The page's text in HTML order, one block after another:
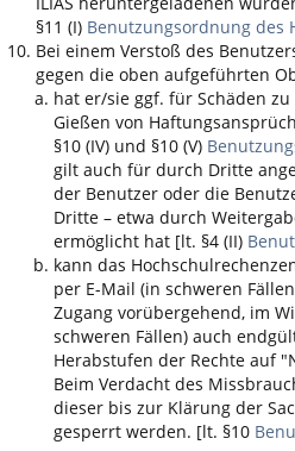
§11 (I) Benutzungsordnung des
Bei einem Verstoß des
gegen die oben aufgeführten
hat er/sie ggf. für Schäden
Gießen von
§10 (IV) und §10 (V)
gilt auch für durch Dritte
der Benutzer oder die
Dritte – etwa durch
ermöglicht hat [lt. §4 (II)
kann das
per E-Mail (in schweren
Zugang vorübergehend, im
schweren Fällen) auch
Herabstufen der Rechte auf
Beim Verdacht des
dieser bis zur Klärung der
gesperrt werden. [lt. §10